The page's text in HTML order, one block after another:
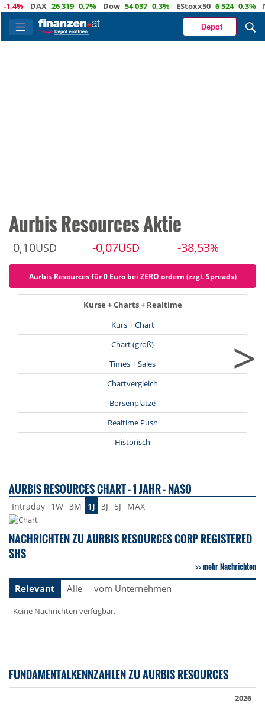
DAX 26 319 0,7% Dow 54 037 0,3% EStoxx50 6 524 0,3%
Depot
Aurbis Resources Aktie
0,10USD -0,07USD -38,53%
Aurbis Resources für 0 Euro bei ZERO ordern (zzgl. Spreads)
Kurse + Charts + Realtime
Kurs + Chart
Chart (groß)
Times + Sales
Chartvergleich
Börsenplätze
Realtime Push
Historisch
>
AURBIS RESOURCES CHART - 1 JAHR - NASO
Intraday 1W 3M 1J 3J 5J MAX
NACHRICHTEN ZU AURBIS RESOURCES CORP REGISTERED
SHS
mehr Nachrichten
Relevant
Alle vom Unternehmen
Keine Nachrichten verfügbar.
FUNDAMENTALKENNZAHLEN ZU AURBIS RESOURCES
2026